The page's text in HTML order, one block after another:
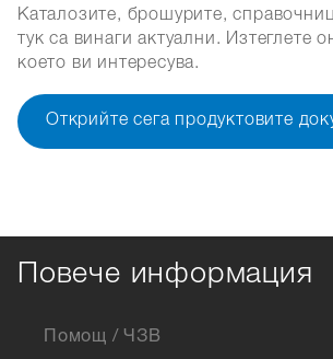
Каталозите, брошурите,
тук са винаги актуални. Изтеглете
което ви интересува.
Открийте сега продуктовите
Повече информация
Помощ / ЧЗВ